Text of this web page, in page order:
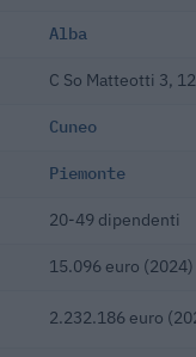
Alba
C So Matteotti 3,
Cuneo
Piemonte
20-49 dipendenti
15.096 euro (2024)
2.232.186 euro